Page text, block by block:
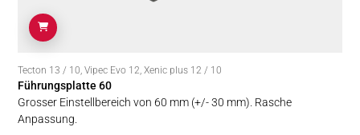
Tecton 13 / 10,Vipec Evo 12,Xenic plus 12 / 10
Führungsplatte 60
Grosser Einstellbereich von 60 mm (+/- 30 mm). Rasche
Anpassung.